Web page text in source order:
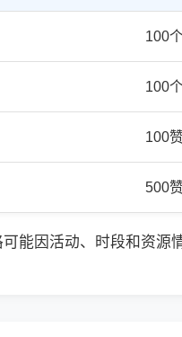
100
100
100
500
能因活动、时段和资源